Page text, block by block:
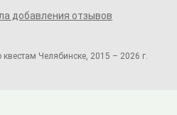
добавления отзывов
Челябинске, 2015 – 2026 г.